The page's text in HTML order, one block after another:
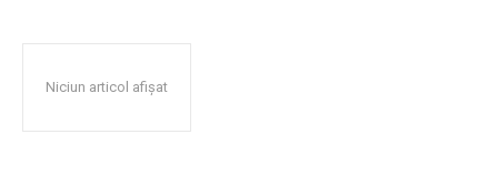
Niciun articol afișat